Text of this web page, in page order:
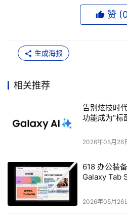
公认为取代并行SCSI的不二之选
势主要体现在：灵活性，可以兼
卓越，点对点的架构使性能随端
技术的优劣通常有4个基本指标，
SATA，再到SAS，几种技术各
的串行化存储技术，可以满足高
存储需要，但是价格居高不下；
方面差强人意；SAS应该算是个
SATA磁盘，很方便地满足不同
高性能、高可靠和高扩展性的解
赞 (
生成海报
相关推荐
告别炫技时
功能成为“标
2026年05月26
618 办公装
Galaxy Tab
2026年05月26